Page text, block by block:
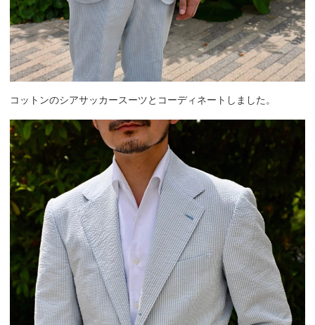
コットンのシアサッカースーツとコーディネートしました。